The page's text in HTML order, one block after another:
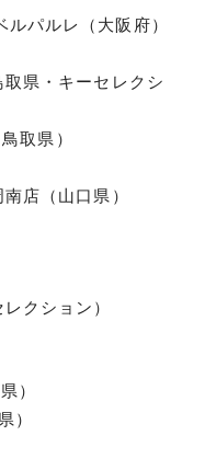
パルレ（大阪府）
県・キーセレクシ
取県）
店（山口県）
クション）
）
）